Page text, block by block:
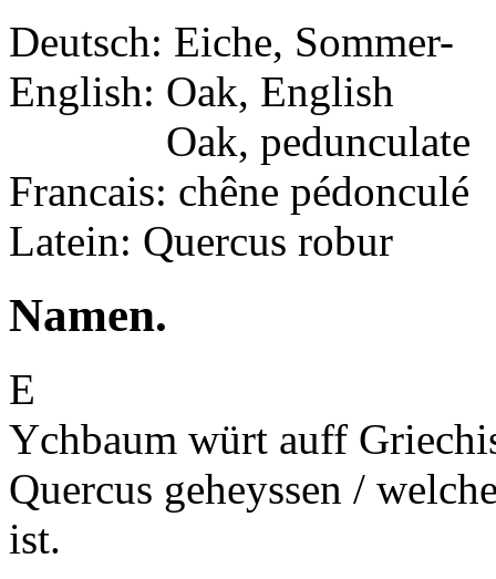
Deutsch: Eiche, Sommer-
English: Oak, English
Oak, pedunculate
Francais: chêne pédonculé
Latein: Quercus robur
Namen.
E
Ychbaum würt auff
Quercus geheyssen /
ist.